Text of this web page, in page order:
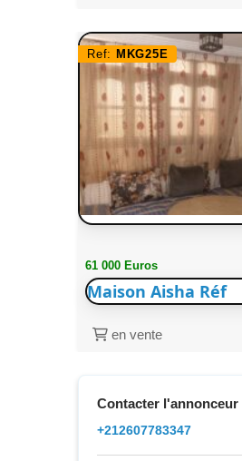
Ref: MKG25E
61 000 Euros
Maison Aisha Réf
en vente
Contacter l'annonceur
+212607783347